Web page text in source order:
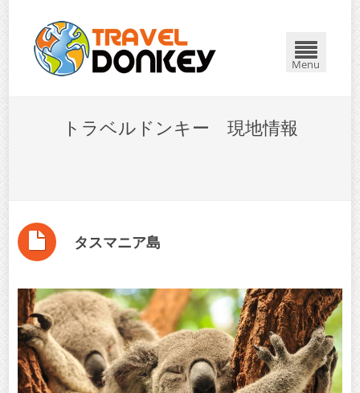
Menu
トラベルドンキー 現地情報
タスマニア島